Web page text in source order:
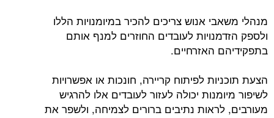
מנהלי משאבי אנוש צריכים להכיר במיומנויות הללו
ולספק הזדמנויות לעובדים החוזרים למנף אותם
בתפקידיהם האזרחיים.
הצעת תוכניות לפיתוח קריירה, חונכות או אפשרויות
לשיפור מיומנות יכולה לעזור לעובדים אלו להרגיש
מעורבים, לראות נתיבים ברורים לצמיחה, ולשפר את